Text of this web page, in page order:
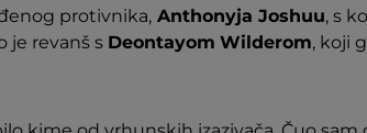
protivnika, Anthonyja Joshuu, s
je revanš s Deontayom Wilderom, koji